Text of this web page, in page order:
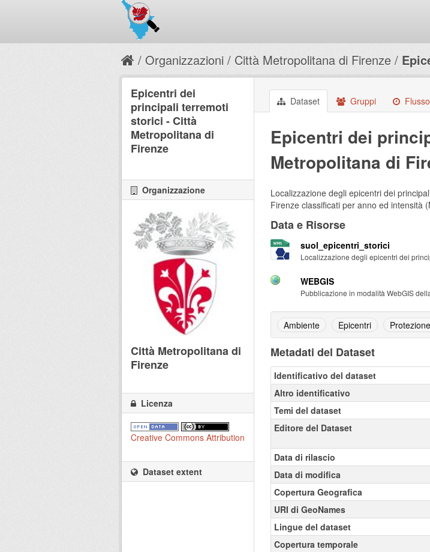
Organizzazioni Città Metropolitana di Firenze
Dataset Gruppi
Epicentri dei
Metropolitana di
Localizzazione degli epicentri dei
Firenze classificati per anno ed intensità
Data e Risorse
suol_epicentri_storici
Localizzazione degli epicentri dei
WEBGIS
Pubblicazione in modalità WebGIS
Ambiente Epicentri
Metadati del Dataset
Identificativo del dataset
Altro identificativo
Temi del dataset
Editore del Dataset
Data di rilascio
Data di modifica
Copertura Geografica
URI di GeoNames
Lingue del dataset
Copertura temporale
Epicentri dei
principali terremoti
storici - Città
Metropolitana di
Firenze
Organizzazione
Città Metropolitana di
Firenze
Licenza
Creative Commons Attribution
Dataset extent